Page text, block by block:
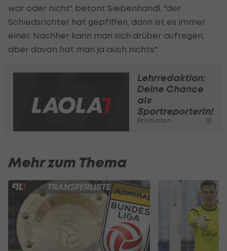
war oder nicht", betont Siebenhandl, "der
Schiedsrichter hat gepfiffen, dann ist es immer
einer. Nachher kann man sich drüber aufregen,
aber davon hat man ja auch nichts."
Lehrredaktion:
Deine Chance
als
SportreporterIn!
Promotion
Mehr zum Thema